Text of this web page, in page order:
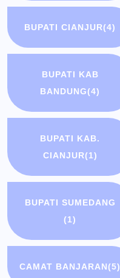
BUPATI CIANJUR(4)
BUPATI KAB
BANDUNG(4)
BUPATI KAB.
CIANJUR(1)
BUPATI SUMEDANG
(1)
CAMAT BANJARAN(5)